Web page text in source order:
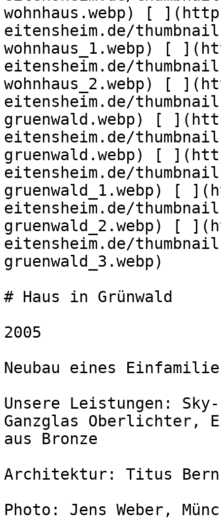
wohnhaus.webp) [
eitensheim.de/
wohnhaus_1.webp) [
eitensheim.de/
wohnhaus_2.webp) [
eitensheim.de/
gruenwald.webp) [
eitensheim.de/
gruenwald.webp) [
eitensheim.de/
gruenwald_1.webp) [
eitensheim.de/
gruenwald_2.webp) [
eitensheim.de/
gruenwald_3.webp)
# Haus in Grünwald
2005
Neubau eines
Unsere Leistungen:
Ganzglas Oberlichter,
aus Bronze
Architektur: Titus
Photo: Jens Weber,